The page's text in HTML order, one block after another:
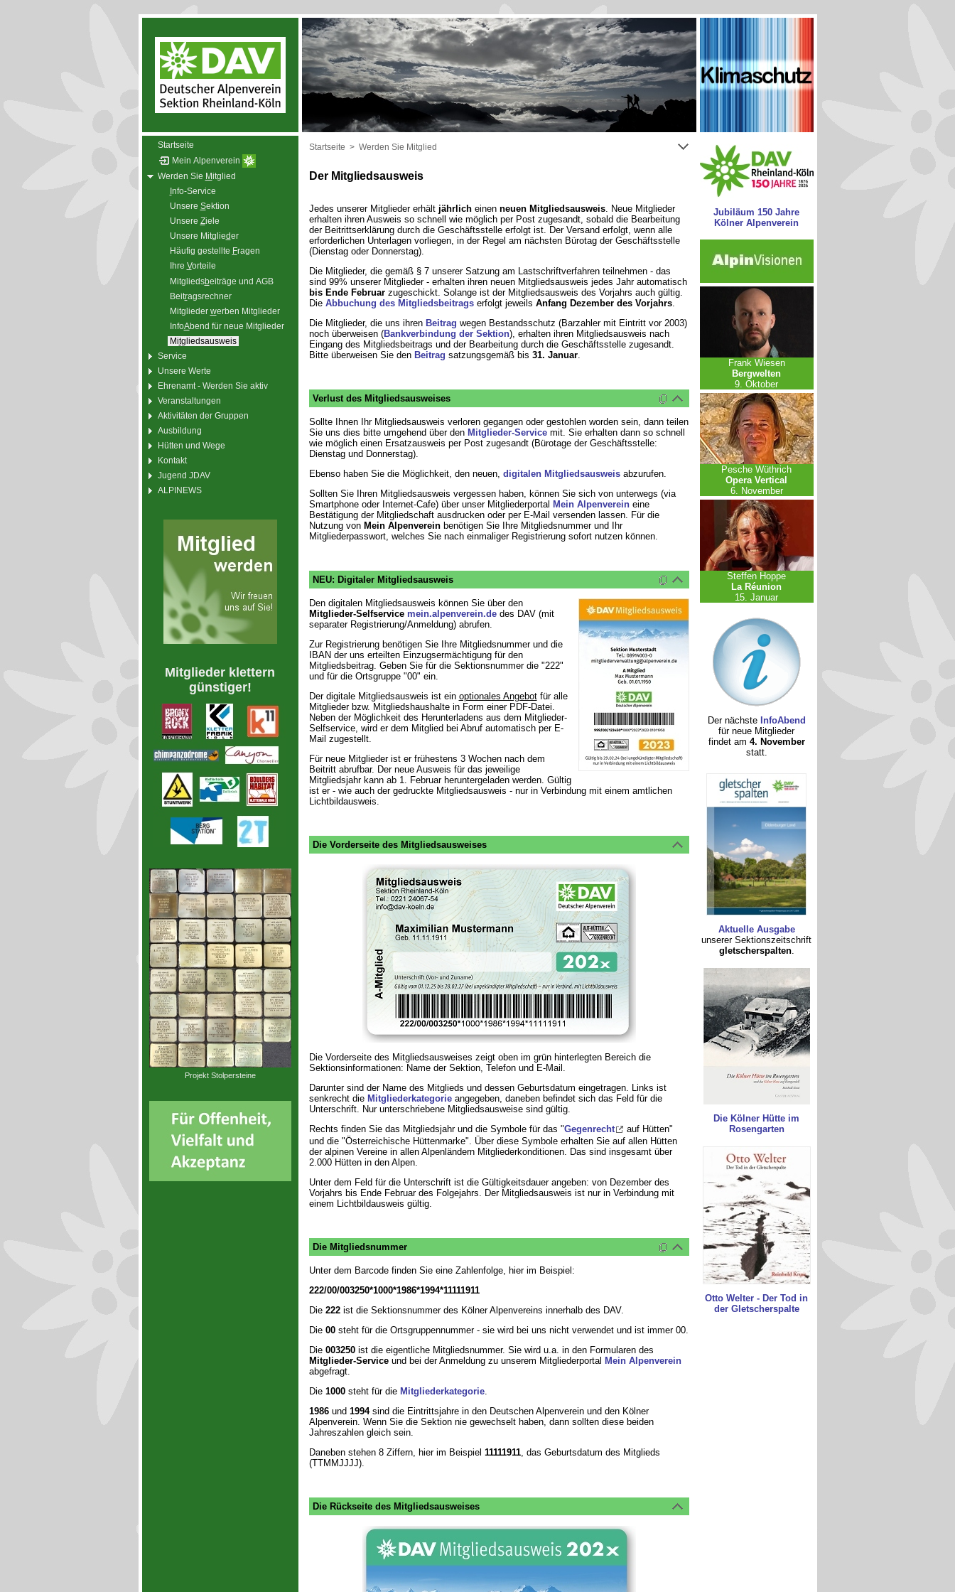
Startseite
Mein Alpenverein
Werden Sie Mitglied
nfo-Service
Unsere Sektion
Unsere Ziele
Unsere Mitglieder
Häufig gestellte Fragen
Ihre Vorteile
Mitgliedsbeiträge und AGB
Beitragsrechner
Mitglieder werben Mitglieder
InfoAbend für neue Mitglieder
Mitgliedsausweis
Service
Unsere Werte
Ehrenamt - Werden Sie aktiv
Veranstaltungen
Aktivitäten der Gruppen
Ausbildung
Hütten und Wege
Kontakt
Jugend JDAV
ALPINEWS
Mitglieder klettern
günstiger!
Projekt Stolpersteine
Startseite > Werden Sie Mitglied
Der Mitgliedsausweis
Jedes unserer Mitglieder erhält jährlicheinen neuen Mitgliedsausweis. Neue Mitglieder
erhalten ihren Ausweis so schnell wie möglich per Post zugesandt, sobald die Bearbeitung
der Beitrittserklärung durch die Geschäftsstelle erfolgt ist. Der Versand erfolgt, wenn alle
erforderlichen Unterlagen vorliegen, in der Regel am nächsten Bürotag der Geschäftsstelle
(Dienstag oder Donnerstag).
Die Mitglieder, die gemäß § 7 unserer Satzung am Lastschriftverfahren teilnehmen - das
sind 99% unserer Mitglieder - erhalten ihren neuen Mitgliedsausweis jedes Jahr automatisch
bis Ende Februarzugeschickt. Solange ist der Mitgliedsausweis des Vorjahrs auch gültig.
Die Abbuchung des Mitgliedsbeitragserfolgt jeweils Anfang Dezember des Vorjahrs.
Die Mitglieder, die uns ihren Beitrag wegen Bestandsschutz (Barzahler mit Eintritt vor 2003)
noch überweisen (Bankverbindung der Sektion), erhalten ihren Mitgliedsausweis nach
Eingang des Mitgliedsbeitrags und der Bearbeitung durch die Geschäftsstelle zugesandt.
Bitte überweisen Sie den Beitrag satzungsgemäß bis 31. Januar.
Verlust des Mitgliedsausweises
Sollte Ihnen Ihr Mitgliedsausweis verloren gegangen oder gestohlen worden sein, dann teilen
Sie uns dies bitte umgehend über den Mitglieder-Servicemit. Sie erhalten dann so schnell
wie möglich einen Ersatzausweis per Post zugesandt (Bürotage der Geschäftsstelle:
Dienstag und Donnerstag).
Ebenso haben Sie die Möglichkeit, den neuen, digitalen Mitgliedsausweisabzurufen.
Sollten Sie Ihren Mitgliedsausweis vergessen haben, können Sie sich von unterwegs (via
Smartphone oder Internet-Cafe) über unser Mitgliederportal Mein Alpenvereineine
Bestätigung der Mitgliedschaft ausdrucken oder per E-Mail versenden lassen. Für die
Nutzung von Mein Alpenvereinbenötigen Sie Ihre Mitgliedsnummer und Ihr
Mitgliederpasswort, welches Sie nach einmaliger Registrierung sofort nutzen können.
NEU: Digitaler Mitgliedsausweis
Den digitalen Mitgliedsausweis können Sie über den
Mitglieder-Selfservice mein.alpenverein.dedes DAV (mit
separater Registrierung/Anmeldung) abrufen.
Zur Registrierung benötigen Sie Ihre Mitgliedsnummer und die
IBAN der uns erteilten Einzugsermächtigung für den
Mitgliedsbeitrag. Geben Sie für die Sektionsnummer die "222"
und für die Ortsgruppe "00" ein.
Der digitale Mitgliedsausweis ist ein optionales Angebotfür alle
Mitglieder bzw. Mitgliedshaushalte in Form einer PDF-Datei.
Neben der Möglichkeit des Herunterladens aus dem Mitglieder-
Selfservice, wird er dem Mitglied bei Abruf automatisch per E-
Mail zugestellt.
Für neue Mitglieder ist er frühestens 3 Wochen nach dem
Beitritt abrufbar. Der neue Ausweis für das jeweilige
Mitgliedsjahr kann ab 1. Februar heruntergeladen werden. Gültig
ist er - wie auch der gedruckte Mitgliedsausweis - nur in Verbindung mit einem amtlichen
Lichtbildausweis.
Die Vorderseite des Mitgliedsausweises
Die Vorderseite des Mitgliedsausweises zeigt oben im grün hinterlegten Bereich die
Sektionsinformationen: Name der Sektion, Telefon und E-Mail.
Darunter sind der Name des Mitglieds und dessen Geburtsdatum eingetragen. Links ist
senkrecht die Mitgliederkategorieangegeben, daneben befindet sich das Feld für die
Unterschrift. Nur unterschriebene Mitgliedsausweise sind gültig.
Rechts finden Sie das Mitgliedsjahr und die Symbole für das "Gegenrecht
auf Hütten"
und die "Österreichische Hüttenmarke". Über diese Symbole erhalten Sie auf allen Hütten
der alpinen Vereine in allen Alpenländern Mitgliederkonditionen. Das sind insgesamt über
2.000 Hütten in den Alpen.
Unter dem Feld für die Unterschrift ist die Gültigkeitsdauer angeben: von Dezember des
Vorjahrs bis Ende Februar des Folgejahrs. Der Mitgliedsausweis ist nur in Verbindung mit
einem Lichtbildausweis gültig.
Die Mitgliedsnummer
Unter dem Barcode finden Sie eine Zahlenfolge, hier im Beispiel:
222/00/003250*1000*1986*1994*11111911
Die 222ist die Sektionsnummer des Kölner Alpenvereins innerhalb des DAV.
Die 00steht für die Ortsgruppennummer - sie wird bei uns nicht verwendet und ist immer 00.
Die 003250ist die eigentliche Mitgliedsnummer. Sie wird u.a. in den Formularen des
Mitglieder-Serviceund bei der Anmeldung zu unserem Mitgliederportal Mein Alpenverein
abgefragt.
Die 1000steht für die Mitgliederkategorie.
1986und 1994sind die Eintrittsjahre in den Deutschen Alpenverein und den Kölner
Alpenverein. Wenn Sie die Sektion nie gewechselt haben, dann sollten diese beiden
Jahreszahlen gleich sein.
Daneben stehen 8 Ziffern, hier im Beispiel 11111911, das Geburtsdatum des Mitglieds
(TTMMJJJJ).
Die Rückseite des Mitgliedsausweises
Jubiläum 150 Jahre
Kölner Alpenverein
Frank Wiesen
Bergwelten
9. Oktober
Pesche Wüthrich
Opera Vertical
6. November
Steffen Hoppe
La Réunion
15. Januar
Der nächste InfoAbend
für neue Mitglieder
findet am 4. November
statt.
Aktuelle Ausgabe
unserer Sektionszeitschrift
gletscherspalten.
Die Kölner Hütte im
Rosengarten
Otto Welter - Der Tod in
der Gletscherspalte